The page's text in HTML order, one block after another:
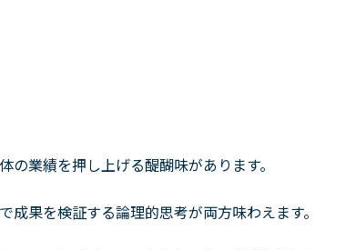
業績を押し上げる醍醐味があります。
果を検証する論理的思考が両方味わえます。